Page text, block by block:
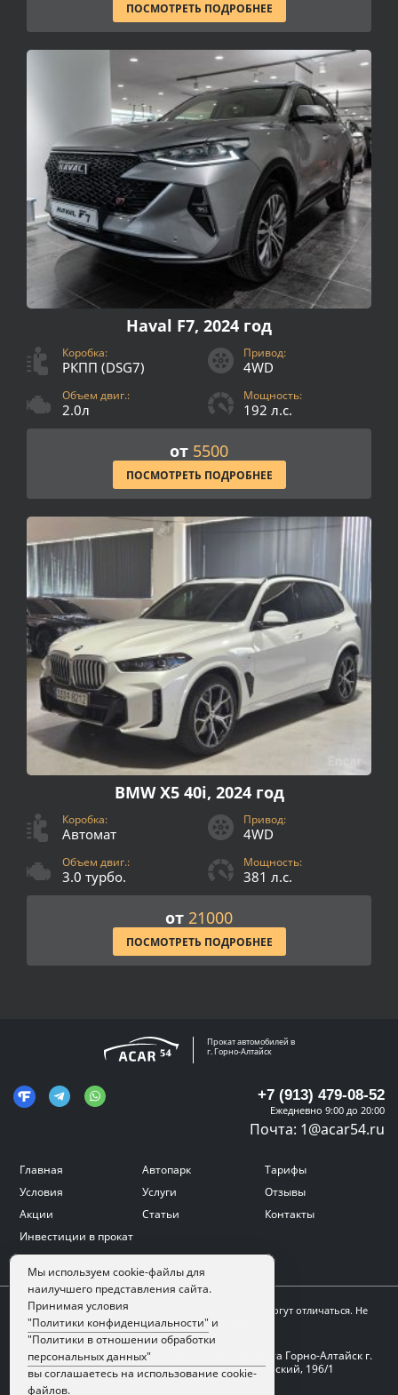
ПОСМОТРЕТЬ ПОДРОБНЕЕ
Haval F7, 2024 год
Коробка:
РКПП (DSG7)
Привод:
4WD
Объем двиг.:
2.0л
Мощность:
192 л.с.
от 5500
ПОСМОТРЕТЬ ПОДРОБНЕЕ
BMW X5 40i, 2024 год
Коробка:
Автомат
Привод:
4WD
Объем двиг.:
3.0 турбо.
Мощность:
381 л.с.
от 21000
ПОСМОТРЕТЬ ПОДРОБНЕЕ
Прокат автомобилей в
г. Горно-Алтайск
+7 (913) 479-08-52
Ежедневно 9:00 до 20:00
Почта: 1@acar54.ru
Главная Автопарк
Тарифы
Условия
Услуги
Отзывы
Акции
Статьи
Контакты
Инвестиции в прокат
Цвет, внешний вид и комплектация автомобиля могут отличаться. Не
является публичной офертой.
Адрес:г. Горно-Алтайск, Территория аэропорта Горно-Алтайск г.
Горно-Алтайск, проспект Коммунистический, 196/1
Мы используем cookie-файлы для
наилучшего представления сайта.
Принимая условия
"Политики конфиденциальности" и
"Политики в отношении обработки
персональных данных"
вы соглашаетесь на использование cookie-
файлов.